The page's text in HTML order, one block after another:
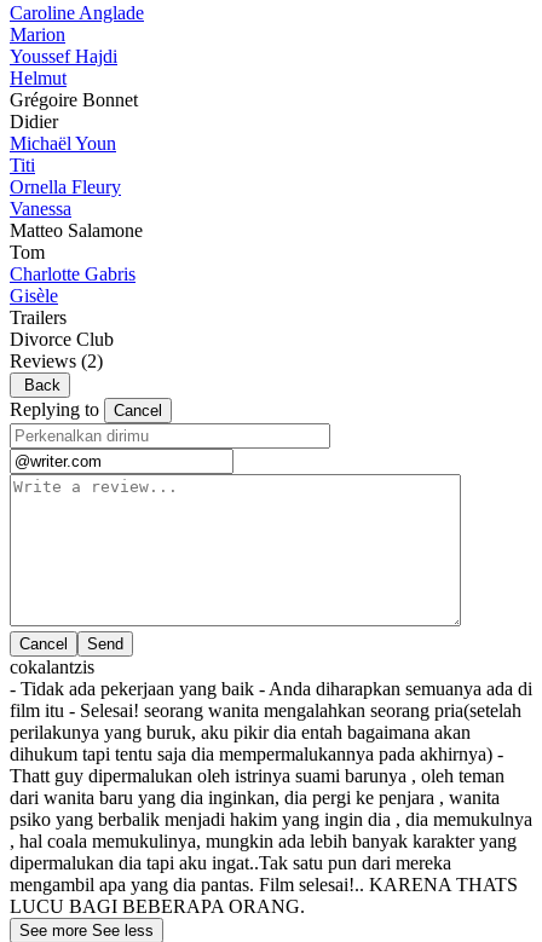
Caroline Anglade
Marion
Youssef Hajdi
Helmut
Grégoire Bonnet
Didier
Michaël Youn
Titi
Ornella Fleury
Vanessa
Matteo Salamone
Tom
Charlotte Gabris
Gisèle
Trailers
Divorce Club
Reviews (2)
Back
Replying to Cancel
Cancel
cokalantzis
- Tidak ada pekerjaan yang baik - Anda diharapkan semuanya ada di
film itu - Selesai! seorang wanita mengalahkan seorang pria(setelah
perilakunya yang buruk, aku pikir dia entah bagaimana akan
dihukum tapi tentu saja dia mempermalukannya pada akhirnya) -
Thatt guy dipermalukan oleh istrinya suami barunya , oleh teman
dari wanita baru yang dia inginkan, dia pergi ke penjara , wanita
psiko yang berbalik menjadi hakim yang ingin dia , dia memukulnya
, hal coala memukulinya, mungkin ada lebih banyak karakter yang
dipermalukan dia tapi aku ingat..Tak satu pun dari mereka
mengambil apa yang dia pantas. Film selesai!.. KARENA THATS
LUCU BAGI BEBERAPA ORANG.
See more See less